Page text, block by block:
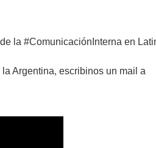
la #ComunicaciónInterna en
Argentina, escribinos un mail a